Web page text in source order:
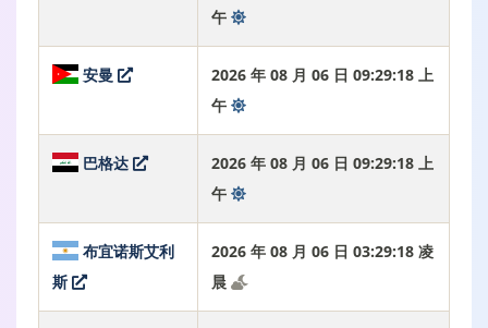
午
安曼
2026 年 08 月 06 日 09:29:19 上
午
巴格达
2026 年 08 月 06 日 09:29:19 上
午
布宜诺斯艾利
斯
2026 年 08 月 06 日 03:29:19 凌
晨